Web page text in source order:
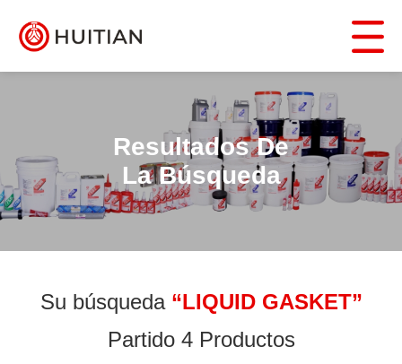
Resultados De
La Búsqueda
Su búsqueda “LIQUID GASKET”
Partido 4 Productos